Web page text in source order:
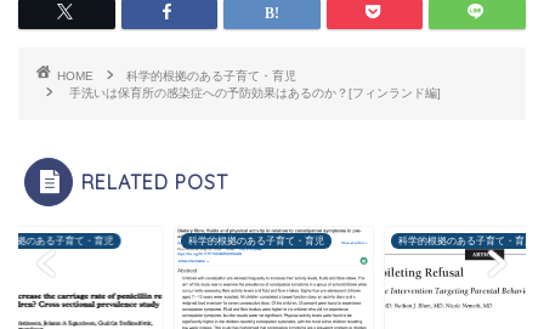
HOME
科学的根拠のある子育て・育児
手洗いは保育所の感染症への予防効果はあるのか？[フィンランド編]
RELATED POST
根拠のある子育て・育児 科学的根拠のある子育て・育児 科学的根拠のある子育て・育児